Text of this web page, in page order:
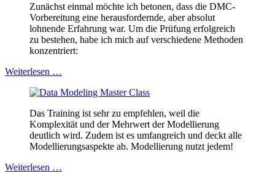
Zunächst einmal möchte ich betonen, dass die DMC-
Vorbereitung eine herausfordernde, aber absolut
lohnende Erfahrung war. Um die Prüfung erfolgreich
zu bestehen, habe ich mich auf verschiedene Methoden
konzentriert:
Weiterlesen …
Das Training ist sehr zu empfehlen, weil die
Komplexität und der Mehrwert der Modellierung
deutlich wird. Zudem ist es umfangreich und deckt alle
Modellierungsaspekte ab. Modellierung nutzt jedem!
Weiterlesen …